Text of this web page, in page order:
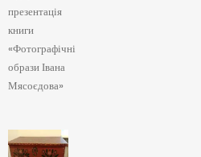
презентація
книги
«Фотографічні
образи Івана
Мясоєдова»